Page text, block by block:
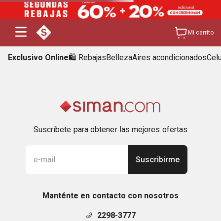
Mi carrito
Exclusivo Online🛍️ RebajasBellezaAires acondicionados
Suscríbete para obtener las mejores ofertas
Suscribirme
Manténte en contacto con nosotros
2298-3777